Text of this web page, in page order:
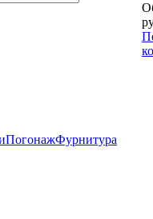
ПогонажФурнитура